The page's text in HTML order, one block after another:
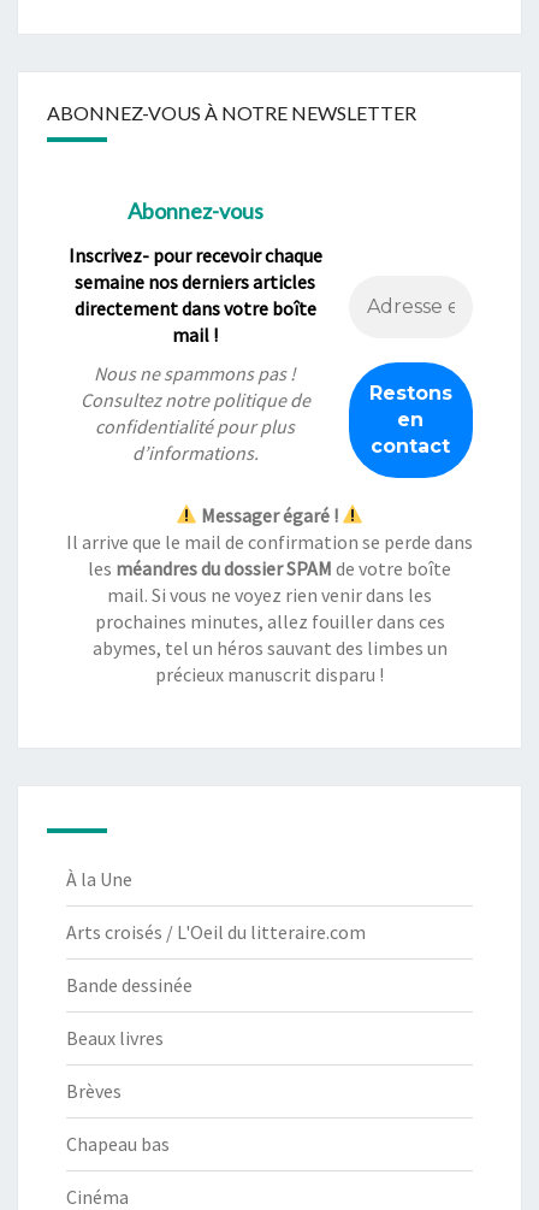
ABONNEZ-VOUS À NOTRE NEWSLETTER
Abonnez-vous
Inscrivez- pour recevoir chaque
semaine nos derniers articles
directement dans votre boîte
mail !
Nous ne spammons pas !
Consultez notrepolitique de
confidentialitépour plus
d’informations.
Messager égaré !
Il arrive que le mail de confirmation se perde dans
les méandres du dossier SPAM de votre boîte
mail. Si vous ne voyez rien venir dans les
prochaines minutes, allez fouiller dans ces
abymes, tel un héros sauvant des limbes un
précieux manuscrit disparu !
À la Une
Arts croisés / L'Oeil du litteraire.com
Bande dessinée
Beaux livres
Brèves
Chapeau bas
Cinéma